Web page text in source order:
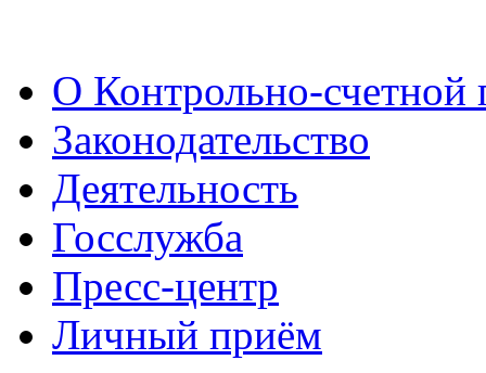
О Контрольно-счетной
Законодательство
Деятельность
Госслужба
Пресс-центр
Личный приём